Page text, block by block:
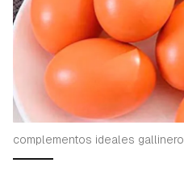
complementos ideales